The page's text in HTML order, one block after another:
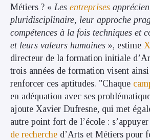
Métiers ? « Les entreprises
pluridisciplinaire, leur approche
compétences à la fois techniques et
et leurs valeurs humaines », estime
directeur de la formation initiale
trois années de formation visent
renforcer ces aptitudes. "Chaque
en adéquation avec ses
ajoute Xavier Dufresne, qui met
autre point fort de l’école :
de recherche d’Arts et Métiers pour